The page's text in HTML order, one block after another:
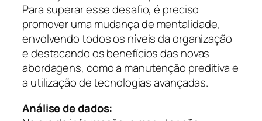
Para superar esse desafio, é preciso
promover uma mudança de mentalidade,
envolvendo todos os níveis da organização
e destacando os benefícios das novas
abordagens, como a manutenção preditiva e
a utilização de tecnologias avançadas.
Análise de dados: